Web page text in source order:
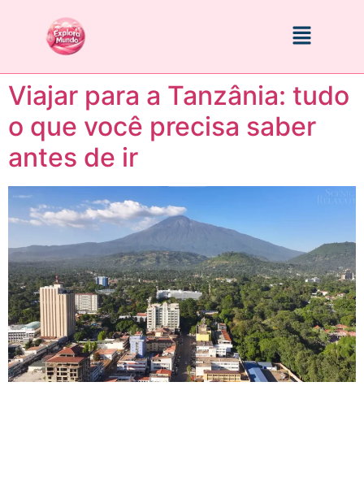
Viajar para a Tanzânia: tudo
o que você precisa saber
antes de ir